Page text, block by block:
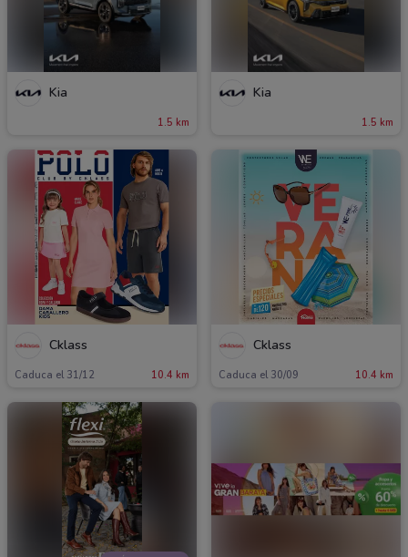
Kia
1.5 km
Kia
1.5 km
Cklass
Caduca el 31/12 10.4 km
Cklass
Caduca el 30/09 10.4 km